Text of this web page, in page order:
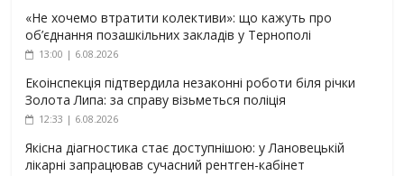
«Не хочемо втратити колективи»: що кажуть про
об’єднання позашкільних закладів у Тернополі
13:00 | 6.08.2026
Екоінспекція підтвердила незаконні роботи біля річки
Золота Липа: за справу візьметься поліція
12:33 | 6.08.2026
Якісна діагностика стає доступнішою: у Лановецькій
лікарні запрацював сучасний рентген-кабінет